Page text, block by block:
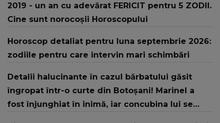
2019 - un an cu adevărat FERICIT pentru 5 ZODII.
Cine sunt norocoşii Horoscopului
Horoscop detaliat pentru luna septembrie 2026:
zodiile pentru care intervin mari schimbări
Detalii halucinante în cazul bărbatului găsit
îngropat într-o curte din Botoșani! Marinel a
fost înjunghiat în inimă, iar concubina lui se